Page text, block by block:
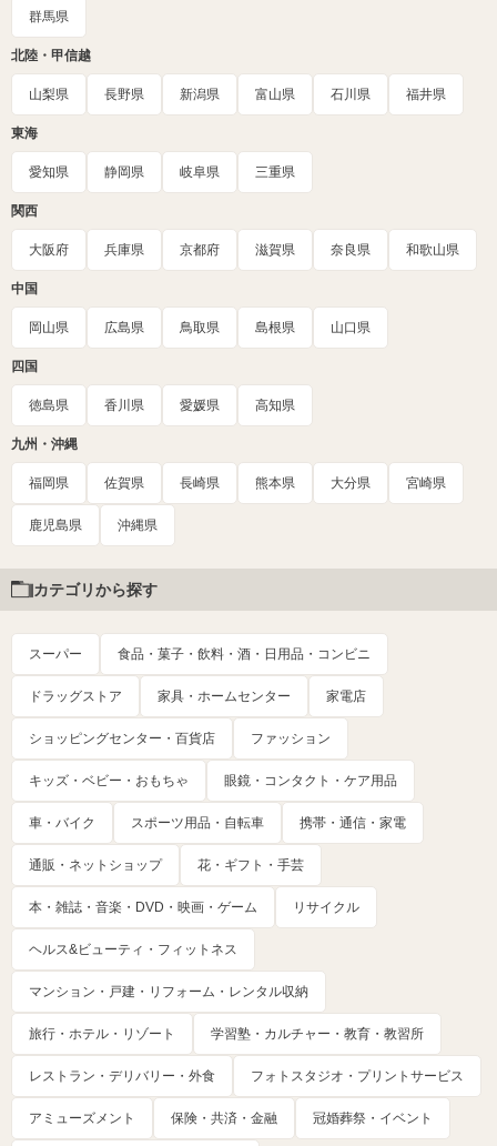
群馬県
北陸・甲信越
山梨県 長野県 新潟県 富山県 石川県 福井県
東海
愛知県 静岡県 岐阜県 三重県
関西
大阪府 兵庫県 京都府 滋賀県 奈良県 和歌山県
中国
岡山県 広島県 鳥取県 島根県 山口県
四国
徳島県 香川県 愛媛県 高知県
九州・沖縄
福岡県 佐賀県 長崎県 熊本県 大分県 宮崎県
鹿児島県 沖縄県
カテゴリから探す
スーパー 食品・菓子・飲料・酒・日用品・コンビニ
ドラッグストア 家具・ホームセンター 家電店
ショッピングセンター・百貨店 ファッション
キッズ・ベビー・おもちゃ 眼鏡・コンタクト・ケア用品
車・バイク スポーツ用品・自転車 携帯・通信・家電
通販・ネットショップ 花・ギフト・手芸
本・雑誌・音楽・DVD・映画・ゲーム リサイクル
ヘルス&ビューティ・フィットネス
マンション・戸建・リフォーム・レンタル収納
旅行・ホテル・リゾート 学習塾・カルチャー・教育・教習所
レストラン・デリバリー・外食 フォトスタジオ・プリントサービス
アミューズメント 保険・共済・金融 冠婚葬祭・イベント